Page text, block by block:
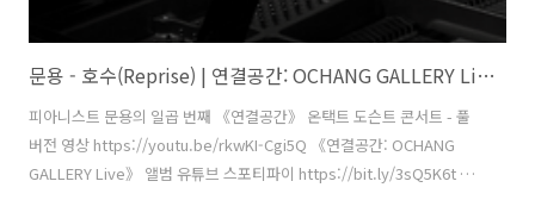
문용 - 호수(Reprise) | 연결공간: OCHANG GALLERY Live 4K MV
피아니스트 문용의 일곱 번째 《연결공간》 온택트 도슨트 콘서트 - 풀
버전 영상 https://youtu.be/rkwKI-Cgi5Q 《연결공간: OCHANG
GALLERY Live》 앨범 유튜브 스포티파이 https://bit.ly/3sQ5K6t 애